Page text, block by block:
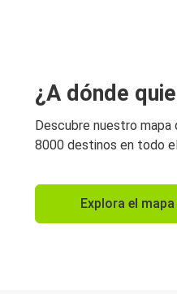
¿A dónde
Descubre nuestro mapa
8000 destinos en todo
Explora el mapa